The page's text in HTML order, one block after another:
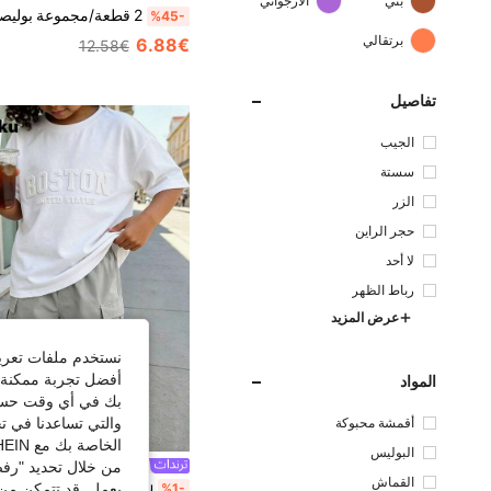
برتقالي
تفاصيل
الجيب
سستة
الزر
حجر الراين
لا أحد
رباط الظهر
عرض المزيد
المواد
أقمشة محبوكة
البوليس
تر
القماش
%45-
6.88€
12.58€
Mirajuku
نستخدم ملفات
أفضل تجربة ممكنة
بك في أي وقت حسب
والتي تساعدنا في
الخاصة بك مع SHEIN.
من خلال تحديد